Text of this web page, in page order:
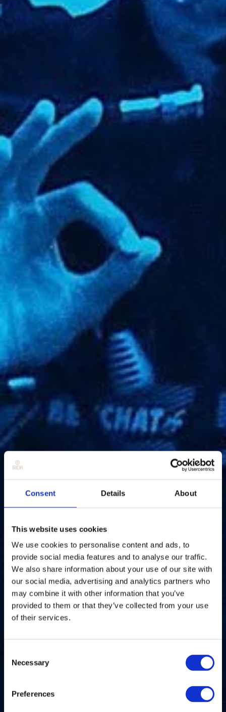
Consent Details About
This website uses cookies
We use cookies to personalise content and ads, to
provide social media features and to analyse our traffic.
We also share information about your use of our site with
our social media, advertising and analytics partners who
may combine it with other information that you’ve
provided to them or that they’ve collected from your use
of their services.
Selection
Necessary
Preferences